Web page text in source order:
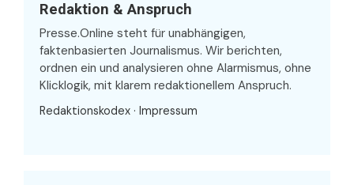
Redaktion & Anspruch
Presse.Online steht für unabhängigen,
faktenbasierten Journalismus. Wir berichten,
ordnen ein und analysieren ohne Alarmismus, ohne
Klicklogik, mit klarem redaktionellem Anspruch.
Redaktionskodex · Impressum